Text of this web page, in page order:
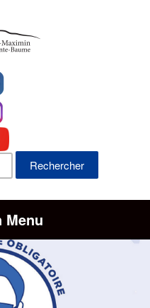
:
Menu